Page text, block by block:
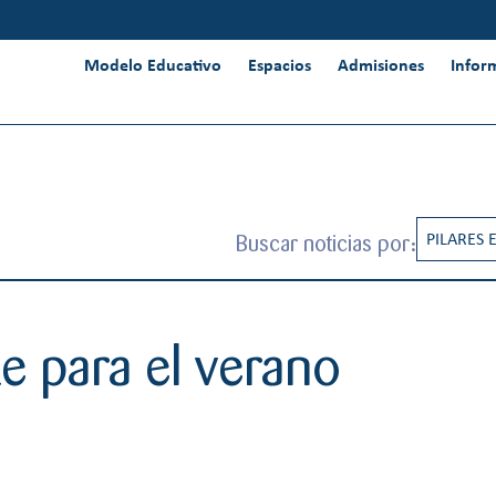
Modelo Educativo Espacios Admisiones
Buscar noticias por: PILARES
para el verano